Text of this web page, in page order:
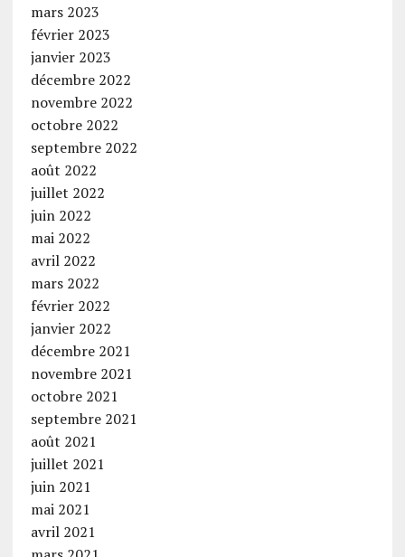
mars 2023
février 2023
janvier 2023
décembre 2022
novembre 2022
octobre 2022
septembre 2022
août 2022
juillet 2022
juin 2022
mai 2022
avril 2022
mars 2022
février 2022
janvier 2022
décembre 2021
novembre 2021
octobre 2021
septembre 2021
août 2021
juillet 2021
juin 2021
mai 2021
avril 2021